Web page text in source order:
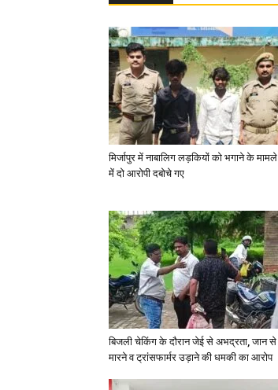
मिर्जापुर में नाबालिग लड़कियों को भगाने के मामले
में दो आरोपी दबोचे गए
बिजली चेकिंग के दौरान जेई से अभद्रता, जान से
मारने व ट्रांसफार्मर उड़ाने की धमकी का आरोप